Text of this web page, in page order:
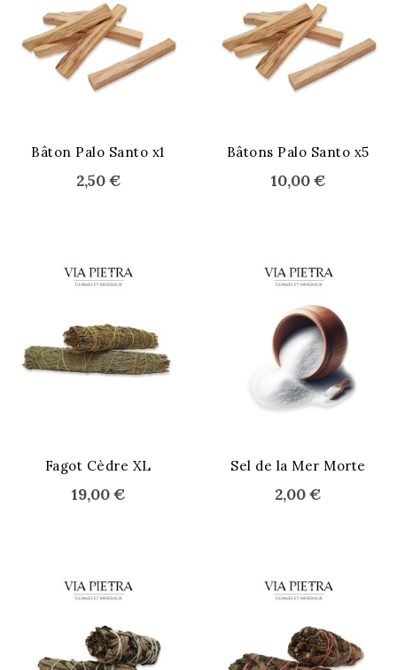
Bâton Palo Santo x1
2,50 €
Bâtons Palo Santo x5
10,00 €
Fagot Cèdre XL
19,00 €
Sel de la Mer Morte
2,00 €